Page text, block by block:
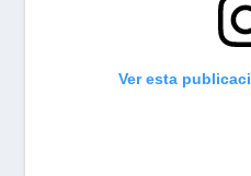
Ver esta